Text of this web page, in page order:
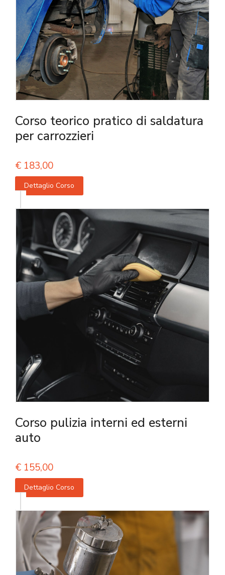
Corso teorico pratico di saldatura
per carrozzieri
€ 183,00
Dettaglio Corso
Corso pulizia interni ed esterni
auto
€ 155,00
Dettaglio Corso